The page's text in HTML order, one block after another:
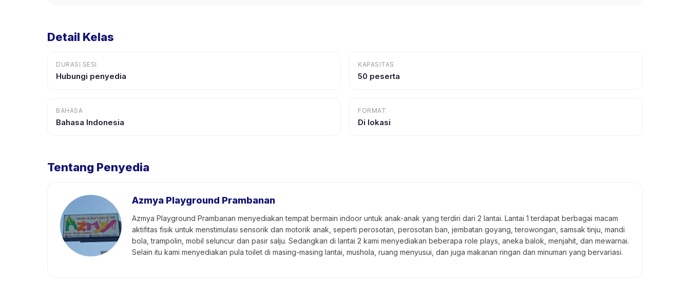
Detail Kelas
DURASI SESI
Hubungi penyedia
KAPASITAS
50 peserta
BAHASA
Bahasa Indonesia
FORMAT
Di lokasi
Tentang Penyedia
Azmya Playground Prambanan
Azmya Playground Prambanan menyediakan tempat bermain indoor untuk anak-anak yang terdiri dari 2 lantai. Lantai 1 terdapat berbagai macam
aktifitas fisik untuk menstimulasi sensorik dan motorik anak, seperti perosotan, perosotan ban, jembatan goyang, terowongan, samsak tinju, mandi
bola, trampolin, mobil seluncur dan pasir salju. Sedangkan di lantai 2 kami menyediakan beberapa role plays, aneka balok, menjahit, dan mewarnai.
Selain itu kami menyediakan pula toilet di masing-masing lantai, mushola, ruang menyusui, dan juga makanan ringan dan minuman yang bervariasi.